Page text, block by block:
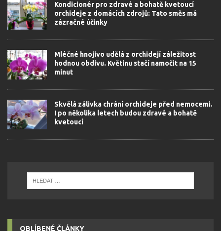
Kondicionér pro zdravé a bohatě kvetoucí
orchideje z domácích zdrojů: Tato směs má
zázračné účinky
Mléčné hnojivo udělá z orchidejí záležitost
hodnou obdivu. Květinu stačí namočit na 15
minut
Skvělá zálivka chrání orchideje před nemocemi.
I po několika letech budou zdravé a bohatě
kvetoucí
OBLÍBENÉ ČLÁNKY